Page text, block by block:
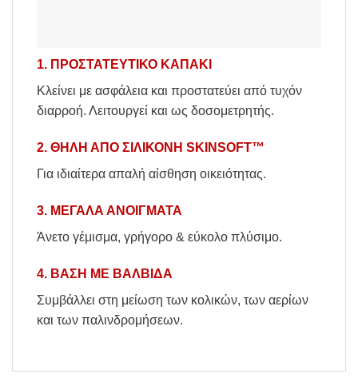
1. ΠΡΟΣΤΑΤΕΥΤΙΚΟ ΚΑΠΑΚΙ
Κλείνει με ασφάλεια και προστατεύει από τυχόν
διαρροή. Λειτουργεί και ως δοσομετρητής.
2. ΘΗΛΗ ΑΠΟ ΣΙΛΙΚΟΝΗ SKINSOFT™
Για ιδιαίτερα απαλή αίσθηση οικειότητας.
3. ΜΕΓΑΛΑ ΑΝΟΙΓΜΑΤΑ
Άνετο γέμισμα, γρήγορο & εύκολο πλύσιμο.
4. ΒΑΣΗ ΜΕ ΒΑΛΒΙΔΑ
Συμβάλλει στη μείωση των κολικών, των αερίων
και των παλινδρομήσεων.